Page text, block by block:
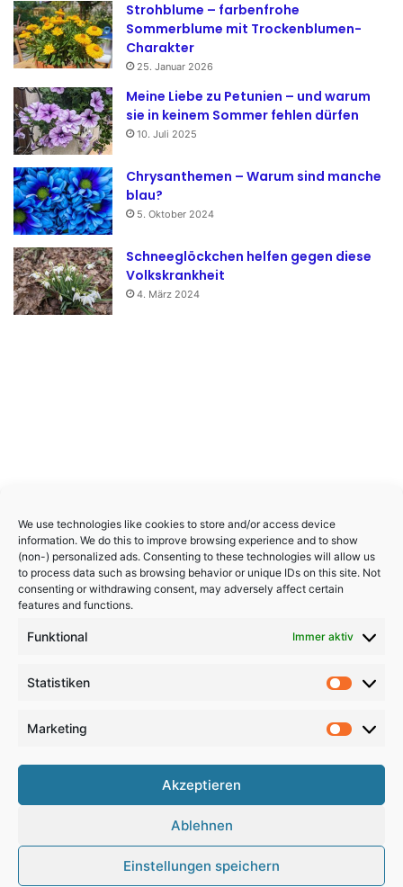
We use technologies like cookies to store and/or access device
information. We do this to improve browsing experience and to show
(non-) personalized ads. Consenting to these technologies will allow us
to process data such as browsing behavior or unique IDs on this site. Not
consenting or withdrawing consent, may adversely affect certain
features and functions.
Funktional Immer aktiv
Statistiken
Marketing
Akzeptieren
Ablehnen
Einstellungen speichern
Strohblume – farbenfrohe
Sommerblume mit Trockenblumen-
Charakter
25. Januar 2026
Meine Liebe zu Petunien – und warum
sie in keinem Sommer fehlen dürfen
10. Juli 2025
Chrysanthemen – Warum sind manche
blau?
5. Oktober 2024
Schneeglöckchen helfen gegen diese
Volkskrankheit
4. März 2024